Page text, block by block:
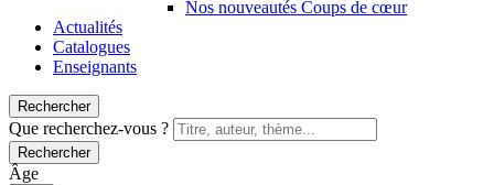
Nos nouveautés Coups de cœur
Actualités
Catalogues
Enseignants
Rechercher
Que recherchez-vous ?
Rechercher
Âge